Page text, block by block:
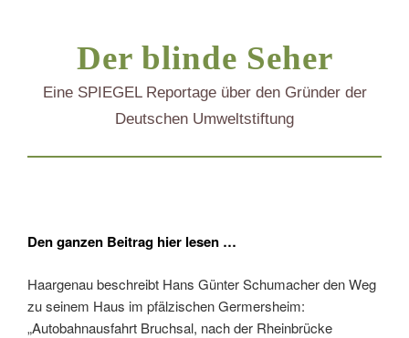
springen
Der blinde Seher
Eine SPIEGEL Reportage über den Gründer der
Deutschen Umweltstiftung
Den ganzen Beitrag hier lesen …
Haargenau beschreibt Hans Günter Schumacher den Weg
zu seinem Haus im pfälzischen Germersheim:
„Autobahnausfahrt Bruchsal, nach der Rheinbrücke